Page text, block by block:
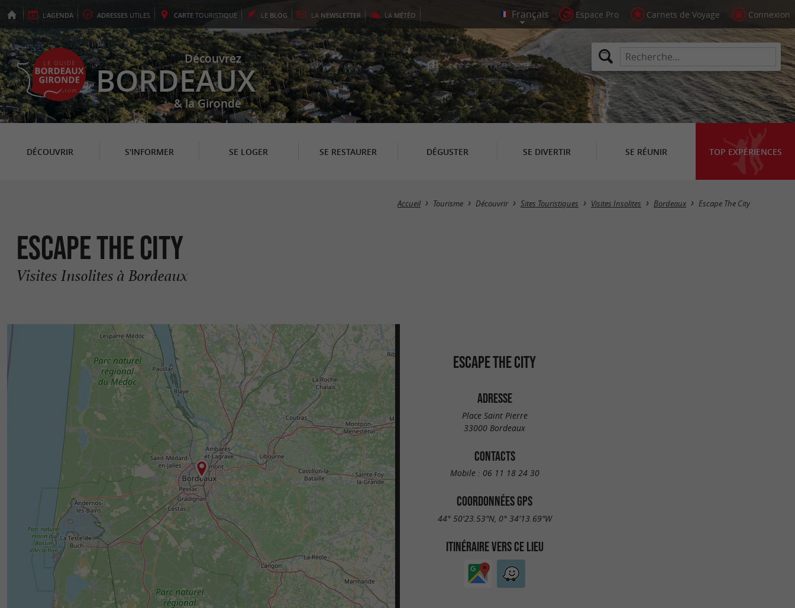
L'AGENDA ADRESSES UTILES CARTE TOURISTIQUE LE BLOG LA NEWSLETTER LA MÉTÉO Espace Pro Carnets de Voyage Connexion
Découvrez
BORDEAUX
& la Gironde
DÉCOUVRIR S'INFORMER SE LOGER SE RESTAURER DÉGUSTER SE DIVERTIR SE RÉUNIR TOP EXPÉRIENCES
Accueil Tourisme Découvrir Sites Touristiques Visites Insolites Bordeaux Escape The City
Escape The City
Visites Insolites à Bordeaux
ESCAPE THE CITY
ADRESSE
Place Saint Pierre
33000 Bordeaux
CONTACTS
Mobile : 06 11 18 24 30
COORDONNÉES GPS
44° 50'23.53"N, 0° 34'13.69"W
ITINÉRAIRE VERS CE LIEU